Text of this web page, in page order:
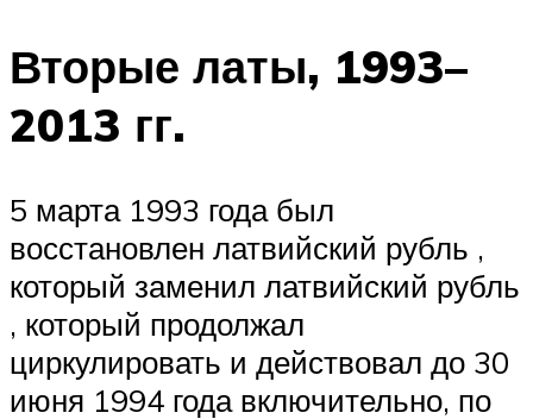
Вторые латы, 1993–
2013 гг.
5 марта 1993 года был
восстановлен латвийский рубль ,
который заменил латвийский рубль
, который продолжал
циркулировать и действовал до 30
июня 1994 года включительно, по